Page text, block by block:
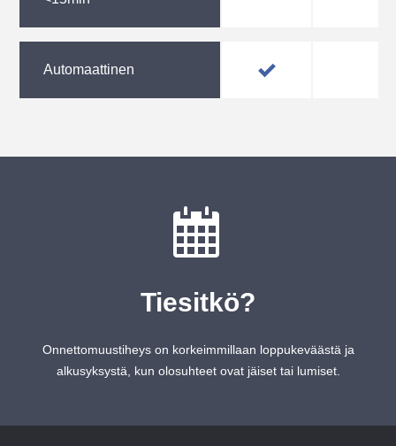
Automaattinen
Tiesitkö?
Onnettomuustiheys on korkeimmillaan loppukeväästä ja
alkusyksystä, kun olosuhteet ovat jäiset tai lumiset.